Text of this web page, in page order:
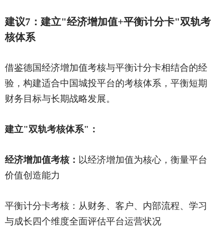
建议7：建立"经济增加值+平衡计分卡"双轨考
核体系
借鉴德国经济增加值考核与平衡计分卡相结合的经
验，构建适合中国城投平台的考核体系，平衡短期
财务目标与长期战略发展。
建立"双轨考核体系"：
经济增加值考核： 以经济增加值为核心，衡量平台
价值创造能力
平衡计分卡考核：从财务、客户、内部流程、学习
与成长四个维度全面评估平台运营状况